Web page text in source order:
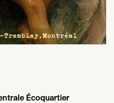
Écoquartier